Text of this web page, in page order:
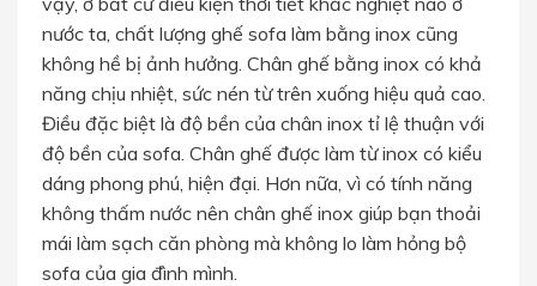
nước ta, chất lượng ghế sofa làm bằng inox cũng
không hề bị ảnh hưởng. Chân ghế bằng inox có khả
năng chịu nhiệt, sức nén từ trên xuống hiệu quả cao.
Điều đặc biệt là độ bền của chân inox tỉ lệ thuận với
độ bền của sofa. Chân ghế được làm từ inox có kiểu
dáng phong phú, hiện đại. Hơn nữa, vì có tính năng
không thấm nước nên chân ghế inox giúp bạn thoải
mái làm sạch căn phòng mà không lo làm hỏng bộ
sofa của gia đình mình.